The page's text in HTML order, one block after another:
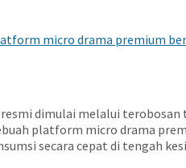
micro drama premium
dimulai melalui
platform micro drama
secara cepat di tengah